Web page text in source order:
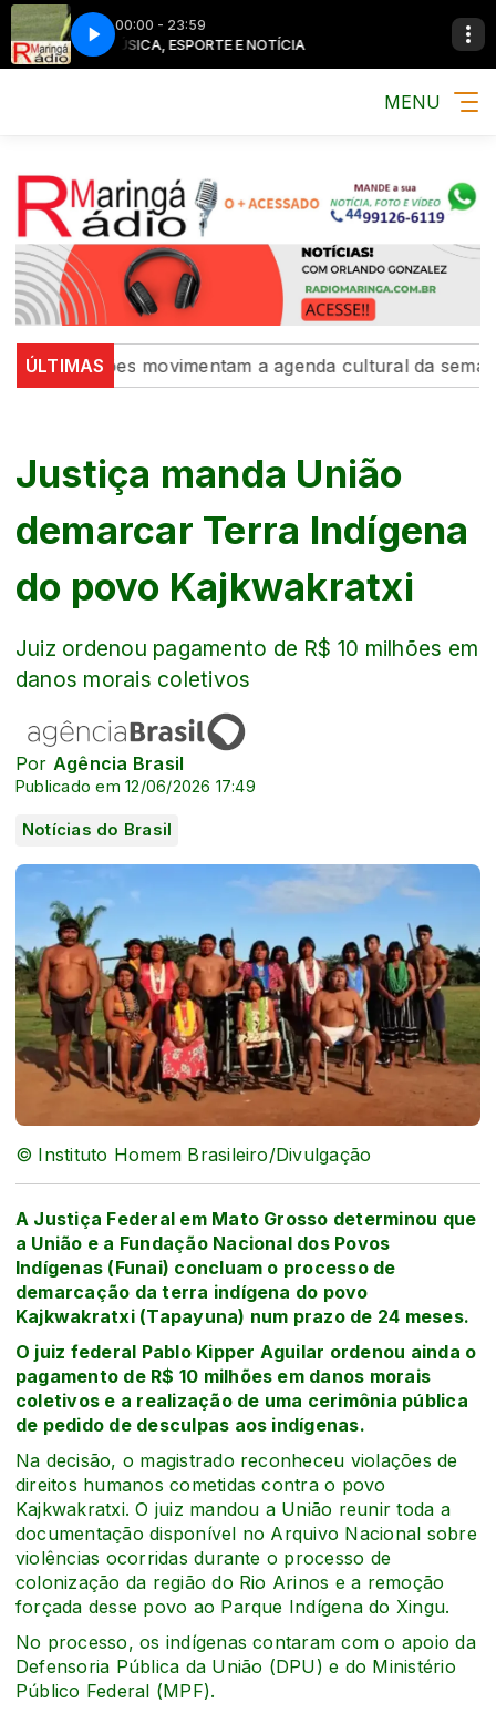
00:00 - 23:59
MÚSICA, ESPORTE E NOTÍCIA
MENU
ÚLTIMASmovimentam a agenda cultural da semana
Justiça manda União
demarcar Terra Indígena
do povo Kajkwakratxi
Juiz ordenou pagamento de R$ 10 milhões em
danos morais coletivos
Por Agência Brasil
Publicado em 12/06/2026 17:49
Notícias do Brasil
© Instituto Homem Brasileiro/Divulgação
A Justiça Federal em Mato Grosso determinou que
a União e a Fundação Nacional dos Povos
Indígenas (Funai) concluam o processo de
demarcação da terra indígena do povo
Kajkwakratxi (Tapayuna) num prazo de 24 meses.
O juiz federal Pablo Kipper Aguilar ordenou ainda o
pagamento de R$ 10 milhões em danos morais
coletivos e a realização de uma cerimônia pública
de pedido de desculpas aos indígenas.
Na decisão, o magistrado reconheceu violações de
direitos humanos cometidas contra o povo
Kajkwakratxi. O juiz mandou a União reunir toda a
documentação disponível no Arquivo Nacional sobre
violências ocorridas durante o processo de
colonização da região do Rio Arinos e a remoção
forçada desse povo ao Parque Indígena do Xingu.
No processo, os indígenas contaram com o apoio da
Defensoria Pública da União (DPU) e do Ministério
Público Federal (MPF).